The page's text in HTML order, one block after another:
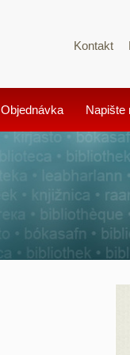
Kontakt
Objednávka Napište